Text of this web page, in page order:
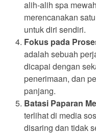
alih-alih spa
merencanakan
untuk diri sendiri.
Fokus pada
adalah sebuah
dicapai dengan
penerimaan, dan
panjang.
Batasi Paparan
terlihat di media
disaring dan tidak